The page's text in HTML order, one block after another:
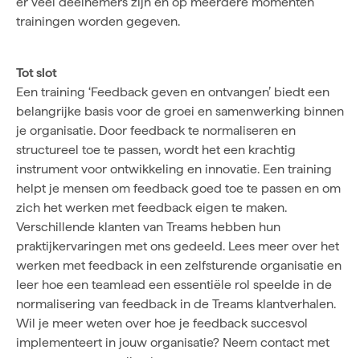
trainingen worden gegeven.
Tot slot
Een training ‘Feedback geven en ontvangen’ biedt een
belangrijke basis voor de groei en samenwerking binnen
je organisatie. Door feedback te normaliseren en
structureel toe te passen, wordt het een krachtig
instrument voor ontwikkeling en innovatie. Een training
helpt je mensen om feedback goed toe te passen en om
zich het werken met feedback eigen te maken.
Verschillende klanten van Treams hebben hun
praktijkervaringen met ons gedeeld. Lees meer over het
werken met feedback in een zelfsturende organisatie en
leer hoe een teamlead een essentiële rol speelde in de
normalisering van feedback in de Treams klantverhalen.
Wil je meer weten over hoe je feedback succesvol
implementeert in jouw organisatie? Neem contact met